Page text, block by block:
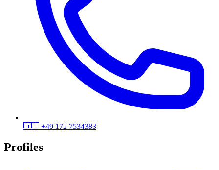
🇩🇪 +49 172 7534383
Profiles